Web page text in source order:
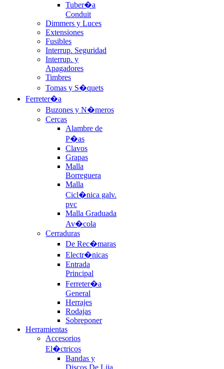
Tuber�a
Conduit
Dimmers y Luces
Extensiones
Fusibles
Interrup. Seguridad
Interrup. y
Apagadores
Timbres
Tomas y S�quets
Ferreter�a
Buzones y N�meros
Cercas
Alambre de
P�as
Clavos
Grapas
Malla
Borreguera
Malla
Cicl�nica galv.
pvc
Malla Graduada
Av�cola
Cerraduras
De Rec�maras
Electr�nicas
Entrada
Principal
Ferreter�a
General
Herrajes
Rodajas
Sobreponer
Herramientas
Accesorios
El�ctricos
Bandas y
Discos De Lija